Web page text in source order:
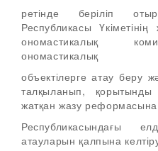
ретінде беріліп
Республикасы
ономастикалық
ономастикалық
объектілерге атау беру
талқыланып, қорытынды
жатқан жазу
Республикасындағы
атауларын қалпына